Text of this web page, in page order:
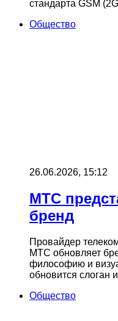
стандарта GSM
Общество
26.06.2026, 15:12
МТС
бренд
Провайдер
МТС обновляет
философию и
обновится слоган
Общество